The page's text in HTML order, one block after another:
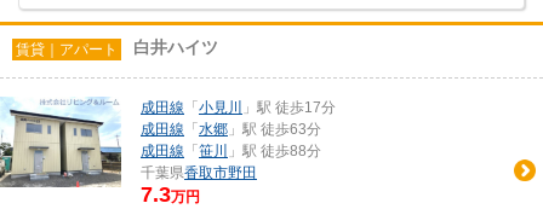
賃貸｜アパート 白井ハイツ
成田線 「 小見川
」駅 徒歩17分
成田線 「 水郷 」駅 徒歩63分
成田線 「 笹川
」駅 徒歩88分
千葉県香取市野田
7.3万円